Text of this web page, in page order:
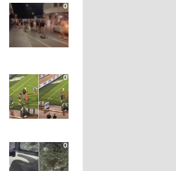
0
0
0